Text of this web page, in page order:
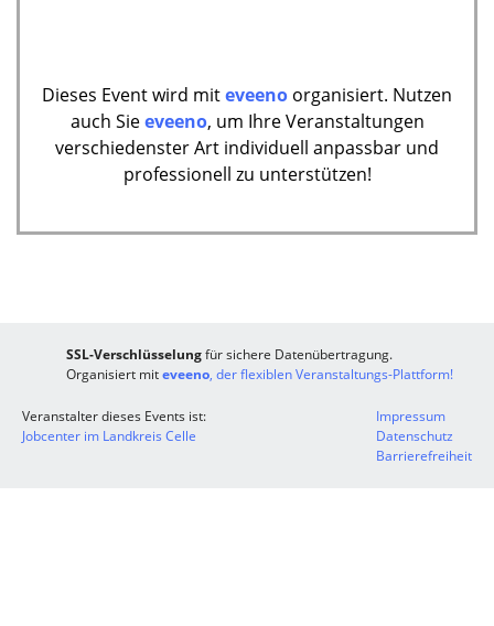
Dieses Event wird miteveeno organisiert. Nutzen
auch Sieeveeno, um Ihre Veranstaltungen
verschiedenster Art individuell anpassbar und
professionell zu unterstützen!
SSL-Verschlüsselungfür sichere Datenübertragung.
Organisiert miteveeno, der flexiblen Veranstaltungs-Plattform!
Veranstalter dieses Events ist:
Jobcenter im Landkreis Celle
Impressum
Datenschutz
Barrierefreiheit